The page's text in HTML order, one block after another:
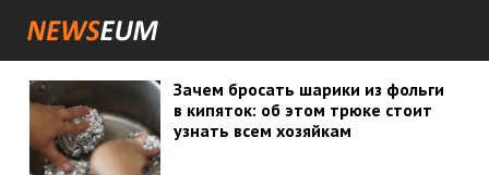
Зачем бросать шарики из фольги
в кипяток: об этом трюке стоит
узнать всем хозяйкам